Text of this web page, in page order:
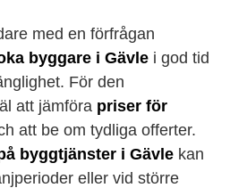
med en förfrågan
byggare i Gävle i god tid
För den
att jämföra priser för
att be om tydliga offerter.
byggtjänster i Gävle kan
eller vid större